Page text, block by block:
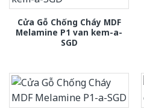
Cửa Gỗ Chống Cháy MDF
Melamine P1 van kem-a-
SGD